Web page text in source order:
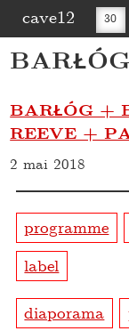
cave12 30
16
BARŁÓG
BARŁÓG +
REEVE +
2 mai 2018
programme
label
diaporama